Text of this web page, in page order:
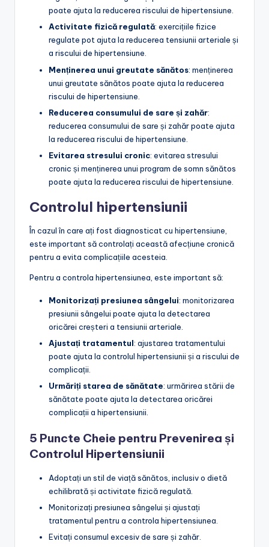
poate ajuta la reducerea riscului de hipertensiune.
Activitate fizică regulată: exercițiile fizice
regulate pot ajuta la reducerea tensiunii arteriale și
a riscului de hipertensiune.
Menținerea unui greutate sănătos: menținerea
unui greutate sănătos poate ajuta la reducerea
riscului de hipertensiune.
Reducerea consumului de sare și zahăr:
reducerea consumului de sare și zahăr poate ajuta
la reducerea riscului de hipertensiune.
Evitarea stresului cronic: evitarea stresului
cronic și menținerea unui program de somn sănătos
poate ajuta la reducerea riscului de hipertensiune.
Controlul hipertensiunii
În cazul în care ați fost diagnosticat cu hipertensiune,
este important să controlați această afecțiune cronică
pentru a evita complicațiile acesteia.
Pentru a controla hipertensiunea, este important să:
Monitorizați presiunea sângelui: monitorizarea
presiunii sângelui poate ajuta la detectarea
oricărei creșteri a tensiunii arteriale.
Ajustați tratamentul: ajustarea tratamentului
poate ajuta la controlul hipertensiunii și a riscului de
complicații.
Urmăriți starea de sănătate: urmărirea stării de
sănătate poate ajuta la detectarea oricărei
complicații a hipertensiunii.
5 Puncte Cheie pentru Prevenirea și
Controlul Hipertensiunii
Adoptați un stil de viață sănătos, inclusiv o dietă
echilibrată și activitate fizică regulată.
Monitorizați presiunea sângelui și ajustați
tratamentul pentru a controla hipertensiunea.
Evitați consumul excesiv de sare și zahăr.